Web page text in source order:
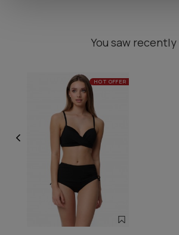
You saw recently
HOT OFFER